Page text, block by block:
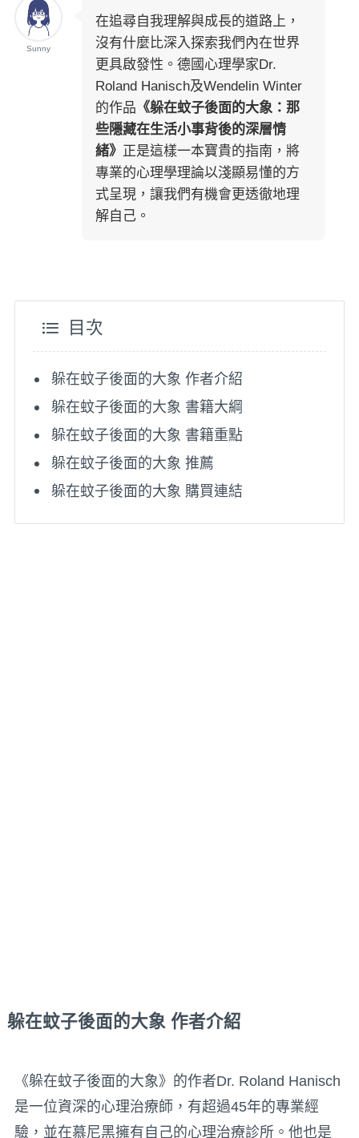
Sunny
在追尋自我理解與成長的道路上，
沒有什麼比深入探索我們內在世界
更具啟發性。德國心理學家Dr.
Roland Hanisch及Wendelin Winter
的作品 《躲在蚊子後面的大象：那
些隱藏在生活小事背後的深層情
緒》 正是這樣一本寶貴的指南，將
專業的心理學理論以淺顯易懂的方
式呈現，讓我們有機會更透徹地理
解自己。
目次
躲在蚊子後面的大象 作者介紹
躲在蚊子後面的大象 書籍大綱
躲在蚊子後面的大象 書籍重點
躲在蚊子後面的大象 推薦
躲在蚊子後面的大象 購買連結
躲在蚊子後面的大象 作者介紹
《躲在蚊子後面的大象》的作者Dr. Roland Hanisch
是一位資深的心理治療師，有超過45年的專業經
驗，並在慕尼黑擁有自己的心理治療診所。他也是